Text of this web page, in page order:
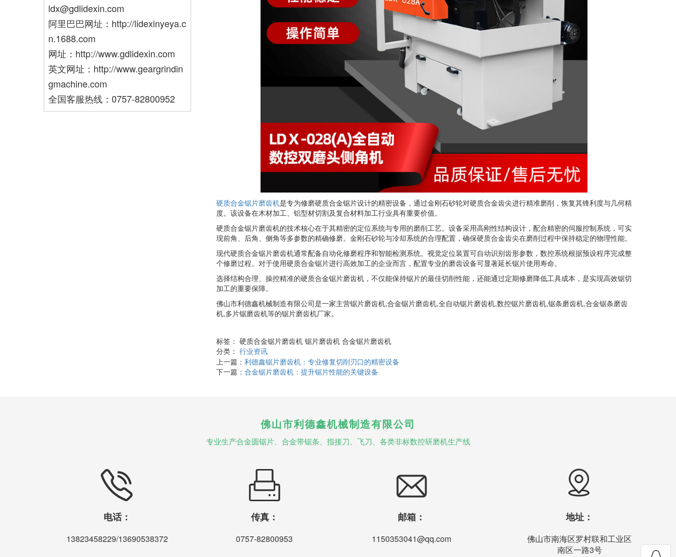
ldx@gdlidexin.com
阿里巴巴网址：http://lidexinyeya.c
n.1688.com
网址：http://www.gdlidexin.com
英文网址：http://www.geargrindin
gmachine.com
全国客服热线：0757-82800952
硬质合金锯片磨齿机是专为修磨硬质合金锯片设计的精密设备，通过金刚石砂轮对硬质合金齿尖进行精准磨削，恢复其锋利度与几何精
度。该设备在木材加工、铝型材切割及复合材料加工行业具有重要价值。
硬质合金锯片磨齿机的技术核心在于其精密的定位系统与专用的磨削工艺。设备采用高刚性结构设计，配合精密的伺服控制系统，可实
现前角、后角、侧角等多参数的精确修磨。金刚石砂轮与冷却系统的合理配置，确保硬质合金齿尖在磨削过程中保持稳定的物理性能。
现代硬质合金锯片磨齿机通常配备自动化修磨程序和智能检测系统。视觉定位装置可自动识别齿形参数，数控系统根据预设程序完成整
个修磨过程。对于使用硬质合金锯片进行高效加工的企业而言，配置专业的磨齿设备可显著延长锯片使用寿命。
选择结构合理、操控精准的硬质合金锯片磨齿机，不仅能保持锯片的最佳切削性能，还能通过定期修磨降低工具成本，是实现高效锯切
加工的重要保障。
佛山市利德鑫机械制造有限公司是一家主营锯片磨齿机,合金锯片磨齿机,全自动锯片磨齿机,数控锯片磨齿机,锯条磨齿机,合金锯条磨齿
机,多片锯磨齿机等的锯片磨齿机厂家。
标签： 硬质合金锯片磨齿机 锯片磨齿机 合金锯片磨齿机
分类： 行业资讯
上一篇： 利德鑫锯片磨齿机：专业修复切削刃口的精密设备
下一篇： 合金锯片磨齿机：提升锯片性能的关键设备
佛山市利德鑫机械制造有限公司
专业生产合金圆锯片、合金带锯条、指接刀、飞刀、各类非标数控研磨机生产线
电话：
13823458229/13690538372
传真：
0757-82800953
邮箱：
1150353041@qq.com
地址：
佛山市南海区罗村联和工业区
南区一路3号